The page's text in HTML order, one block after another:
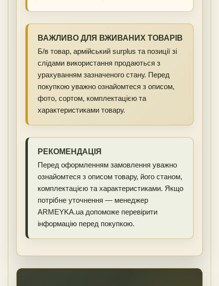
ВАЖЛИВО ДЛЯ ВЖИВАНИХ ТОВАРІВ
Б/в товар, армійський surplus та позиції зі
слідами використання продаються з
урахуванням зазначеного стану. Перед
покупкою уважно ознайомтеся з описом,
фото, сортом, комплектацією та
характеристиками товару.
РЕКОМЕНДАЦІЯ
Перед оформленням замовлення уважно
ознайомтеся з описом товару, його станом,
комплектацією та характеристиками. Якщо
потрібне уточнення — менеджер
ARMEYKA.ua допоможе перевірити
інформацію перед покупкою.